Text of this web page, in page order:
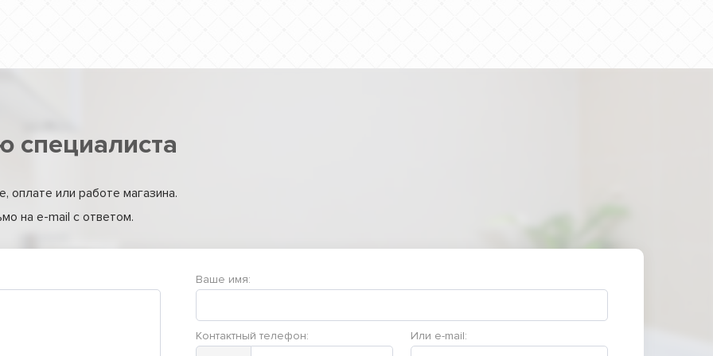
специалиста
оплате или работе магазина.
на e-mail с ответом.
Ваше имя:
Контактный телефон: Или e-mail: